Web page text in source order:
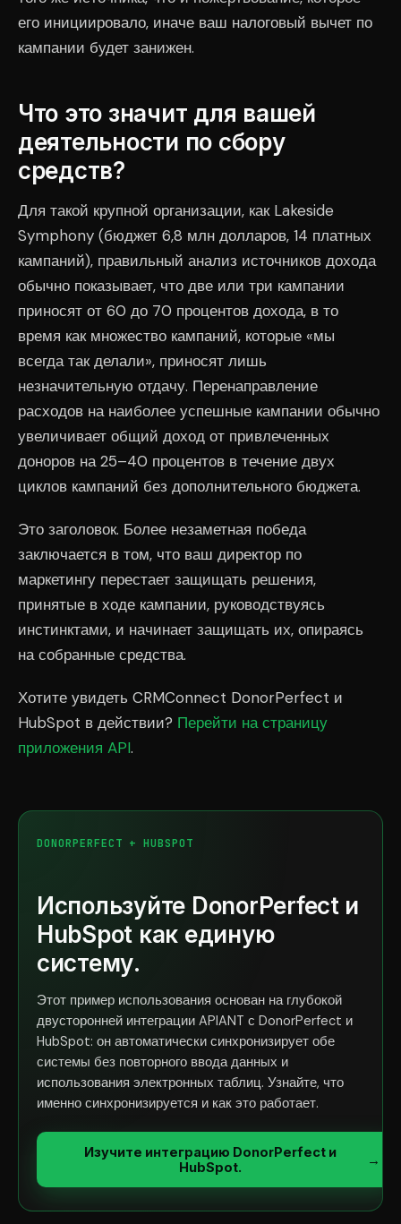
его инициировало, иначе ваш налоговый вычет по
кампании будет занижен.
Что это значит для вашей
деятельности по сбору
средств?
Для такой крупной организации, как Lakeside
Symphony (бюджет 6,8 млн долларов, 14 платных
кампаний), правильный анализ источников дохода
обычно показывает, что две или три кампании
приносят от 60 до 70 процентов дохода, в то
время как множество кампаний, которые «мы
всегда так делали», приносят лишь
незначительную отдачу. Перенаправление
расходов на наиболее успешные кампании обычно
увеличивает общий доход от привлеченных
доноров на 25–40 процентов в течение двух
циклов кампаний без дополнительного бюджета.
Это заголовок. Более незаметная победа
заключается в том, что ваш директор по
маркетингу перестает защищать решения,
принятые в ходе кампании, руководствуясь
инстинктами, и начинает защищать их, опираясь
на собранные средства.
Хотите увидеть CRMConnect DonorPerfect и
HubSpot в действии? Перейти на страницу
приложения API.
DONORPERFECT + HUBSPOT
Используйте DonorPerfect и
HubSpot как единую
систему.
Этот пример использования основан на глубокой
двусторонней интеграции APIANT с DonorPerfect и
HubSpot: он автоматически синхронизирует обе
системы без повторного ввода данных и
использования электронных таблиц. Узнайте, что
именно синхронизируется и как это работает.
Изучите интеграцию DonorPerfect и
HubSpot.
→